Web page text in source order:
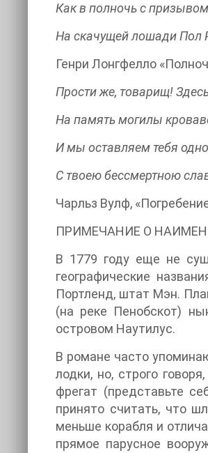
Как в полночь с
На скачущей лошади Пол
Генри Лонгфелло
Прости же, товарищ!
На память могилы
И мы оставляем тебя
С твоею бессмертною
Чарльз Вулф,
ПРИМЕЧАНИЕ О
В 1779 году еще не
географические
Портленд, штат Мэн.
(на реке Пенобскот)
островом Наутилус.
В романе часто
лодки, но, строго
фрегат (представьте
принято считать, что
меньше корабля и
прямое парусное